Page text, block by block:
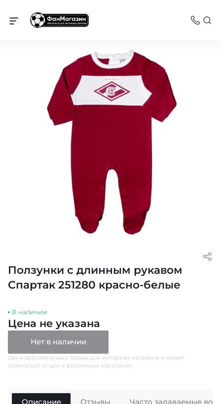
Спартак
Ползунки с длинным рукавом
Спартак 251280 красно-белые
В наличии
Цена не указана
Нет в наличии
Цена действительна только для интернет магазина и может
отличаться от цен в розничных магазинах
Описание Отзывы Часто задаваемые